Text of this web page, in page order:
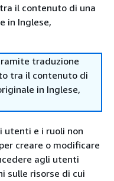
il contenuto di una
in Inglese,
traduzione
tra il contenuto di
in Inglese,
utenti e i ruoli non
creare o modificare
agli utenti
sulle risorse di cui